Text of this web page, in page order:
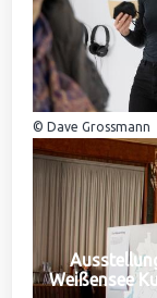
© Dave Grossmann
Weißensee